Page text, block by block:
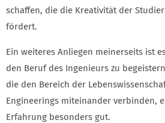
schaffen, die die Kreativität der
fördert.
Ein weiteres Anliegen meinerseits ist
den Beruf des Ingenieurs zu
die den Bereich der
Engineerings miteinander verbinden,
Erfahrung besonders gut.